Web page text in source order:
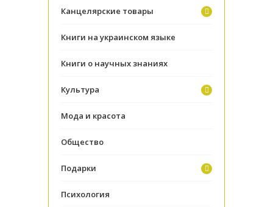
Канцелярские товары
Книги на украинском языке
Книги о научных знаниях
Культура
Мода и красота
Общество
Подарки
Психология